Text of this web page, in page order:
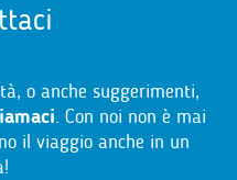
o anche suggerimenti,
. Con noi non è mai
il viaggio anche in un